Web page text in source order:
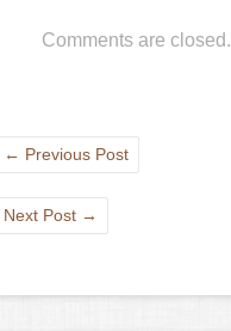
Comments are closed.
← Previous Post
Next Post →